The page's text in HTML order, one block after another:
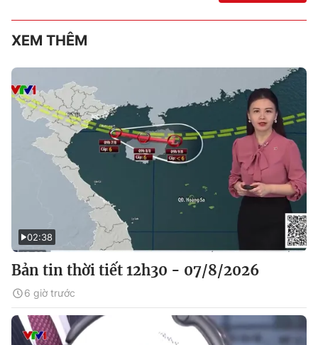
XEM THÊM
02:38
Bản tin thời tiết 12h30 - 07/8/2026
6 giờ trước